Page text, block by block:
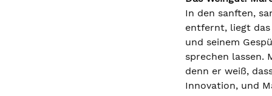
In den sanften,
entfernt, liegt
und seinem
sprechen lassen.
denn er weiß,
Innovation, und